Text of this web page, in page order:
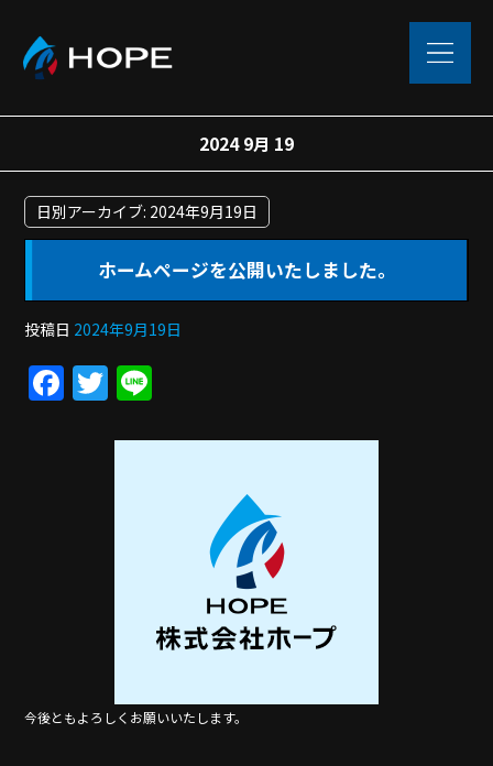
2024 9月 19
日別アーカイブ: 2024年9月19日
ホームページを公開いたしました。
投稿日 2024年9月19日
F
a
T
w
itte
今後ともよろしくお願いいたします。